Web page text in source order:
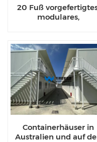
20 Fuß
modulares,
Containerhäuser in
Australien und auf